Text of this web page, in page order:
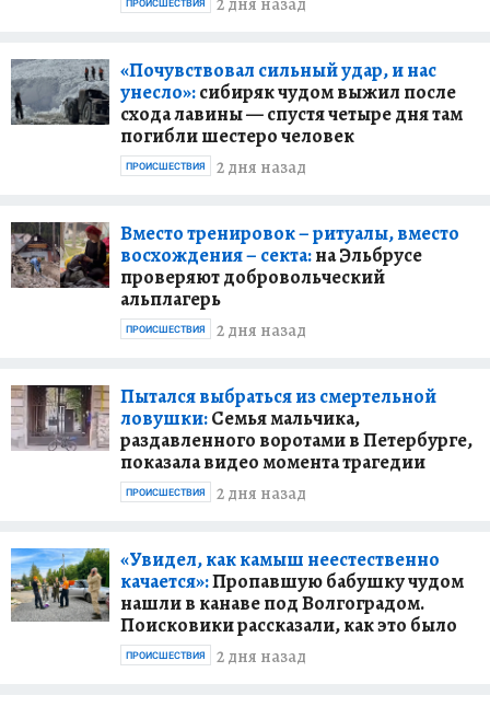
ПРОИСШЕСТВИЯ
«Почувствовал сильный удар, и нас
унесло»:сибиряк чудом выжил после
схода лавины — спустя четыре дня там
погибли шестеро человек
2 дня назад
ПРОИСШЕСТВИЯ
Вместо тренировок – ритуалы, вместо
восхождения – секта:на Эльбрусе
проверяют добровольческий
альплагерь
2 дня назад
ПРОИСШЕСТВИЯ
Пытался выбраться из смертельной
ловушки:Семья мальчика,
раздавленного воротами в Петербурге,
показала видео момента трагедии
2 дня назад
ПРОИСШЕСТВИЯ
«Увидел, как камыш неестественно
качается»:Пропавшую бабушку чудом
нашли в канаве под Волгоградом.
Поисковики рассказали, как это было
2 дня назад
ПРОИСШЕСТВИЯ